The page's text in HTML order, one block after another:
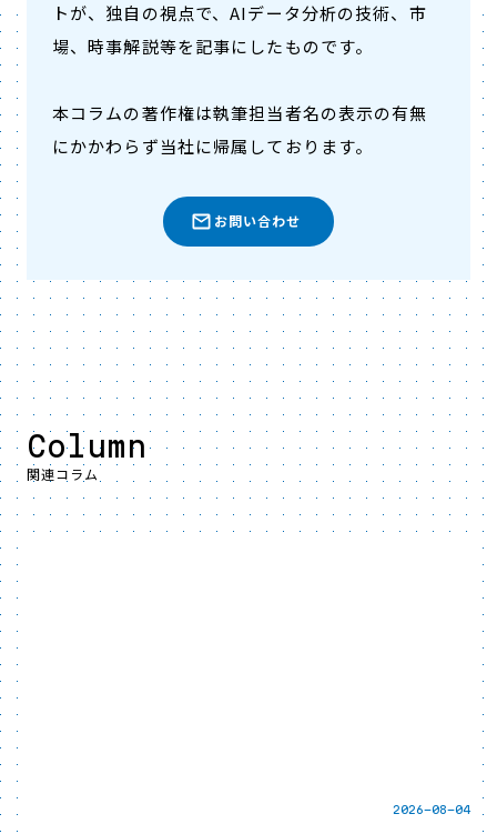
トが、独自の視点で、AIデータ分析の技術、市
場、時事解説等を記事にしたものです。
本コラムの著作権は執筆担当者名の表示の有無
にかかわらず当社に帰属しております。
お問い合わせ
Column
関連コラム
2026-08-04